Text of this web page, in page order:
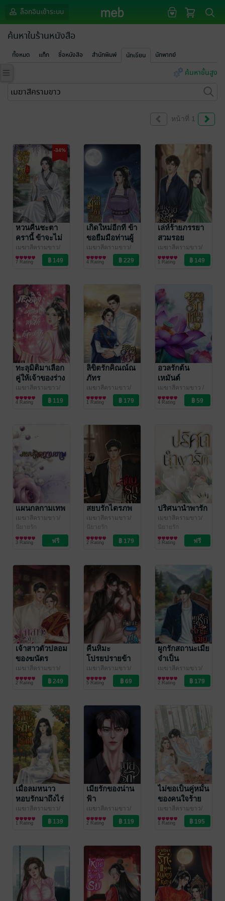
ล็อกอินเข้าระบบ
ค้นหาในร้านหนังสือ
ทั้งหมด แท็ก ชื่อหนังสือ สำนักพิมพ์ นักเขียน นักพากย์
ค้นหาขั้นสูง
หน้าที่ 1
-34%
หวนคืนชะตา
ครานี้ ข้าจะไม่
ปล่อยให้สามี
แต่งอนุเข้าจวน
เมฆาสีครามขาว/
นงพะงา
/ เมฆสี
ครามขาว
นิยายรักจีนโบราณ
7 Rating
เกิดใหม่อีกที ข้า
ขอยืมมือท่านผู้
ตรวจการล้าง
แค้น
เมฆาสีครามขาว/
นงพะงา
/ เมฆสี
ครามขาว
นิยายรักจีนโบราณ
4 Rating
เล่ห์ร้ายภรรยา
สวมรอย
เมฆาสีครามขาว/
นงพะงา
/ เมฆสี
ครามขาว
นิยายรัก
1 Rating
ทะลุมิติมาเลือก
คู่ให้เจ้าของร่าง
เล่ม 2
เมฆาสีครามขาว/
นงพะงา
/ เมฆสี
ครามขาว
นิยายรักจีนโบราณ
4 Rating
ลิขิตรักคิณณ์ณ
ภัทร
เมฆาสีครามขาว/
นงพะงา
/ เมฆสี
ครามขาว
นิยายรัก
1 Rating
อวลรักต้น
เหมันต์
เมฆาสีครามขาว /
เมฆสีครามขาว
นิยายรักจีนโบราณ
4 Rating
แผนกลกามเทพ
เมฆาสีครามขาว/
นงพะงา
ครามขาว
นิยายรัก
3 Rating
สยบรักไตรภพ
เมฆาสีครามขาว/
นงพะงา
ครามขาว
นิยายรัก
2 Rating
ปริศนานำพารัก
เมฆาสีครามขาว/
นงพะงา
ครามขาว
นิยายรัก
3 Rating
เจ้าสาวตัวปลอม
ของฆนัตร
เมฆาสีครามขาว/
นงพะงา
/ เมฆสี
ครามขาว
นิยายรัก
2 Rating
คืนหิมะ
โปรยปรายข้า
กับท่านอยู่เคียง
คู่กัน
เมฆาสีครามขาว/
นงพะงา
/ เมฆสี
ครามขาว
นิยายรักจีนโบราณ
5 Rating
ผูกรักสถานะเมีย
จำเป็น
เมฆาสีครามขาว/
นงพะงา
/ เมฆสี
ครามขาว
นิยายโรมานซ์
2 Rating
เมื่อลมหนาว
หอบรักมาถึงไร่
ส้ม
เมฆาสีครามขาว/
นงพะงา
/ เมฆสี
ครามขาว
นิยายโรมานซ์
1 Rating
เมียรักของน่าน
ฟ้า
เมฆาสีครามขาว/
นงพะงา
/ เมฆสี
ครามขาว
นิยายโรมานซ์
2 Rating
ไม่ขอเป็นคู่หมั้น
ของคนใจร้าย
เมฆาสีครามขาว/
นงพะงา
/ เมฆสี
ครามขาว
นิยายรัก
1 Rating